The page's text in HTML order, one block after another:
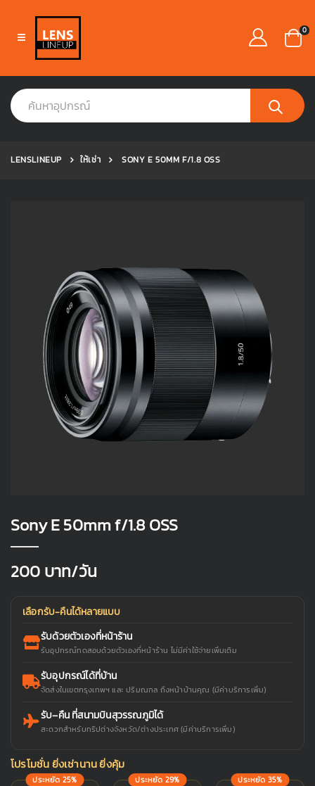
0
LENSLINEUP ให้เช่า SONY E 50MM F/1.8 OSS
Sony E 50mm f/1.8 OSS
200 บาท/วัน
เลือกรับ-คืนได้หลายแบบ
รับด้วยตัวเองที่หน้าร้าน
รับอุปกรณ์ทดสอบด้วยตัวเองที่หน้าร้าน ไม่มีค่าใช้จ่ายเพิ่มเติม
รับอุปกรณ์ได้ที่บ้าน
จัดส่งในเขตกรุงเทพฯ และ ปริมณฑล ถึงหน้าบ้านคุณ (มีค่าบริการเพิ่ม)
รับ–คืน ที่สนามบินสุวรรณภูมิได้
สะดวกสำหรับทริปต่างจังหวัด/ต่างประเทศ (มีค่าบริการเพิ่ม)
โปรโมชั่น ยิ่งเช่านาน ยิ่งคุ้ม
ประหยัด 25% ประหยัด 29% ประหยัด 35%